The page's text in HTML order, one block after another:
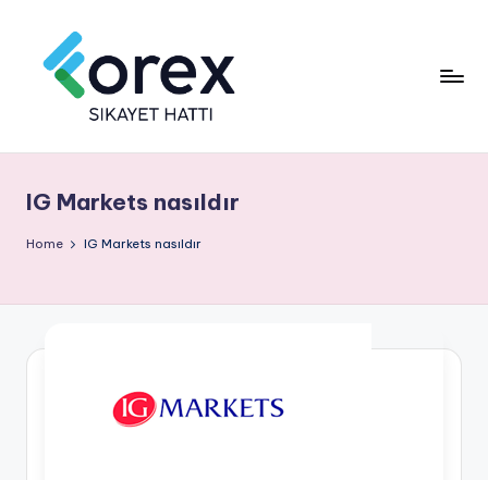
IG Markets nasıldır
Home IG Markets nasıldır